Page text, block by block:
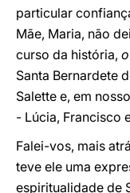
particular
Mãe, Maria, não
curso da história,
Santa Bernardete
Salette e, em
- Lúcia, Francisco
Falei-vos, mais
teve ele uma
espiritualidade de